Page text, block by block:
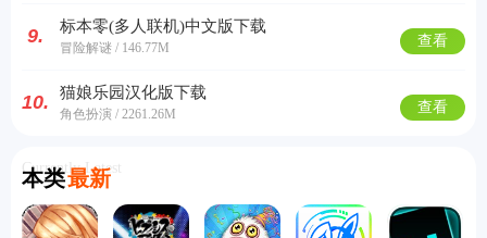
9. 标本零(多人联机)中文版下载
冒险解谜 / 146.77M 查看
10. 猫娘乐园汉化版下载
角色扮演 / 2261.26M 查看
本类最新
Currently Latest